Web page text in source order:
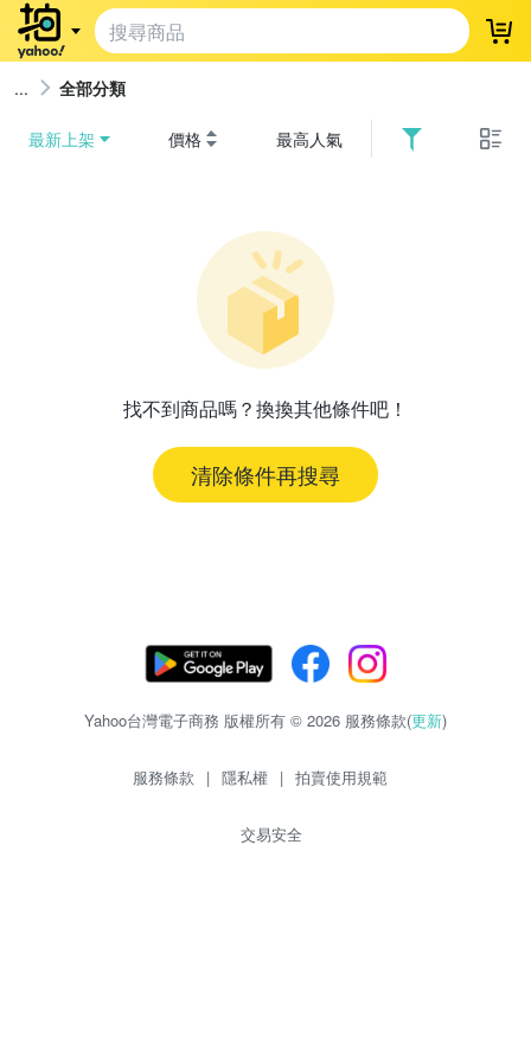
登
全部分類
最新上架 價格 最高人氣
找不到商品嗎？換換其他條件吧！
清除條件再搜尋
Yahoo台灣電子商務 版權所有 © 2026 服務條款(更新)
服務條款 | 隱私權 | 拍賣使用規範
交易安全